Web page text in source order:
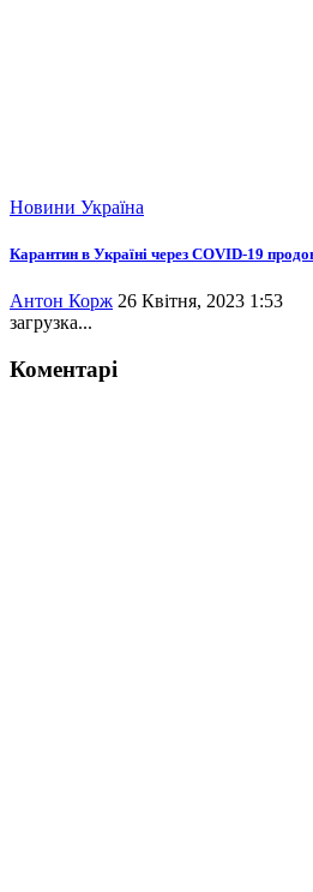
Новини Україна
Карантин в Україні через COVID-19
Антон Корж 26 Квітня, 2023 1:53
загрузка...
Коментарі